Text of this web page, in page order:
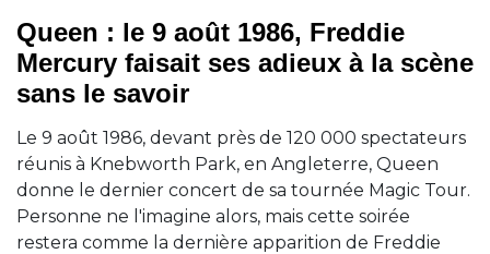
Queen : le 9 août 1986, Freddie
Mercury faisait ses adieux à la scène
sans le savoir
Le 9 août 1986, devant près de 120 000 spectateurs
réunis à Knebworth Park, en Angleterre, Queen
donne le dernier concert de sa tournée Magic Tour.
Personne ne l'imagine alors, mais cette soirée
restera comme la dernière apparition de Freddie